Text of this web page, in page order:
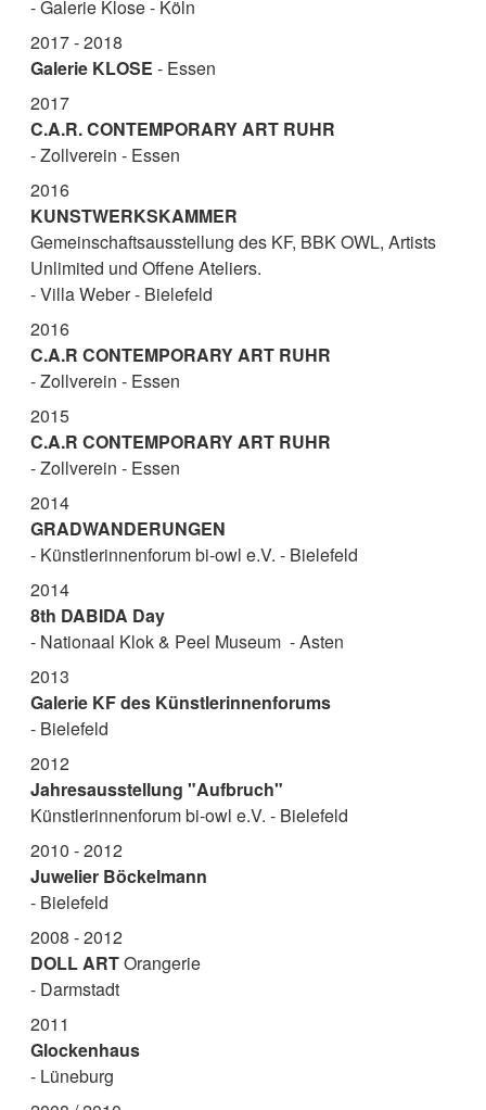
- Galerie Klose - Köln
2017 - 2018
Galerie KLOSE - Essen
2017
C.A.R. CONTEMPORARY ART RUHR
- Zollverein - Essen
2016
KUNSTWERKSKAMMER
Gemeinschaftsausstellung des KF, BBK OWL, Artists
Unlimited und Offene Ateliers.
- Villa Weber - Bielefeld
2016
C.A.R CONTEMPORARY ART RUHR
- Zollverein - Essen
2015
C.A.R CONTEMPORARY ART RUHR
- Zollverein - Essen
2014
GRADWANDERUNGEN
- Künstlerinnenforum bi-owl e.V. - Bielefeld
2014
8th DABIDA Day
- Nationaal Klok & Peel Museum - Asten
2013
Galerie KF des Künstlerinnenforums
- Bielefeld
2012
Jahresausstellung "Aufbruch"
Künstlerinnenforum bi-owl e.V. - Bielefeld
2010 - 2012
Juwelier Böckelmann
- Bielefeld
2008 - 2012
DOLL ARTOrangerie
- Darmstadt
2011
Glockenhaus
- Lüneburg